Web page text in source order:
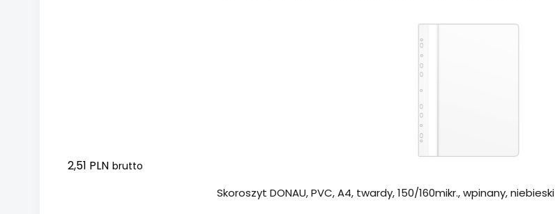
2,51 PLN brutto
Skoroszyt DONAU, PVC, A4, twardy, 150/160mikr., wpinany, niebieski